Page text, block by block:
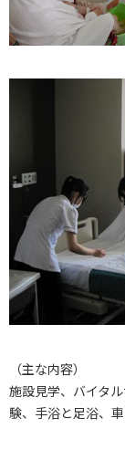
（主な内容）
施設見学、バイタ
験、手浴と足浴、